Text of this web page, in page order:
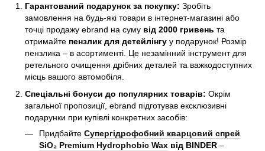
Гарантований подарунок за покупку: Зробіть
замовлення на будь-які товари в інтернет-магазині або
точці продажу ebrand на суму від 2000 гривень та
отримайте пензлик для детейлінгу у подарунок! Розмір
пензлика – в асортименті. Це незамінний інструмент для
ретельного очищення дрібних деталей та важкодоступних
місць вашого автомобіля.
Спеціальні бонуси до популярних товарів: Окрім
загальної пропозиції, ebrand підготував ексклюзивні
подарунки при купівлі конкретних засобів:
Придбайте Супергідрофобний кварцовий спрей
SiO₂ Premium Hydrophobic Wax від BINDER –